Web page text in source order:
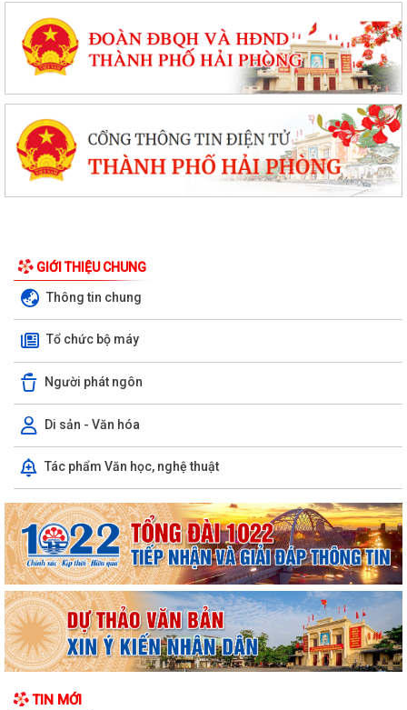
GIỚI THIỆU CHUNG
Thông tin chung
Tổ chức bộ máy
Người phát ngôn
Di sản - Văn hóa
Tác phẩm Văn học, nghệ thuật
TIN MỚI
khi Nhà nước thu hồi để thực...
Bà con nông dân phường Bắc An Phụ thực hiện phun trừ sâu cuốn lá
bảo vệ lúa mùa từ ngày 08 đến...
Phường Bắc An Phụ phấn đấu hoàn thành chỉ tiêu phát triển người
tham gia bảo hiểm xã hội, bảo hiểm...
Đảng ủy phường Bắc An Phụ tổ chức chào cờ Tổ quốc và sinh hoạt
dưới cờ tháng 8 năm 2026
vi sinh tại các khu vực chứa rác...